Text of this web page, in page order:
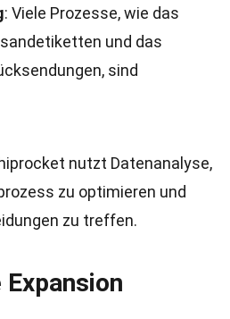
: Viele Prozesse, wie das
und das
sind
nutzt Datenanalyse,
zu optimieren und
zu treffen.